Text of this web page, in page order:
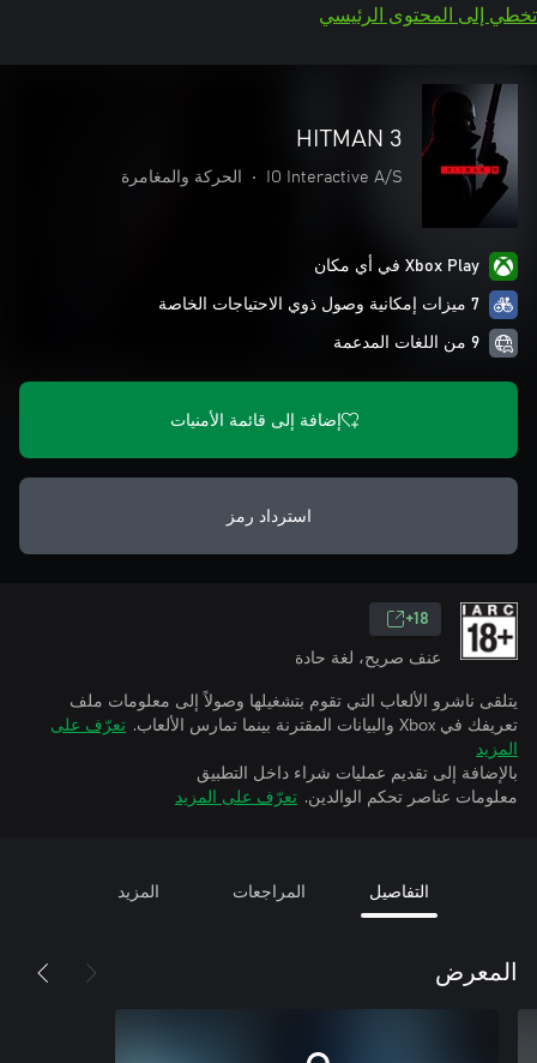
تخطي إلى المحتوى الرئيسي
HITMAN 3
IO Interactive A/S
• الحركة والمغامرة
Xbox Play في أي مكان
7 ميزات إمكانية وصول ذوي الاحتياجات الخاصة
9 من اللغات المدعمة
إضافة إلى قائمة الأمنيات
استرداد رمز
18+
عنف صريح، لغة حادة
يتلقى ناشرو الألعاب التي تقوم بتشغيلها وصولاً إلى معلومات ملف
تعريفك في Xbox والبيانات المقترنة بينما تمارس الألعاب.
تعرّف على
المزيد
بالإضافة إلى تقديم عمليات شراء داخل التطبيق
معلومات عناصر تحكم الوالدين. تعرّف على المزيد
التفاصيل المراجعات المزيد
المعرض